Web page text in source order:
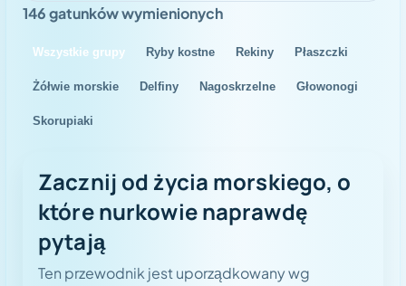
146gatunków wymienionych
Wszystkie grupy Ryby kostne Rekiny Płaszczki
Żółwie morskie Delfiny Nagoskrzelne Głowonogi
Skorupiaki
Zacznij od życia morskiego, o
które nurkowie naprawdę
pytają
Ten przewodnik jest uporządkowany wg